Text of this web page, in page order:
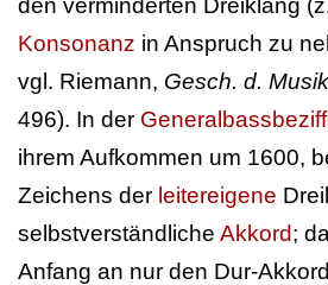
Konsonanz in Anspruch zu
vgl. Riemann, Gesch. d.
496). In der
ihrem Aufkommen um 1600,
Zeichens der leitereigene
selbstverständliche Akkord;
Anfang an nur den Dur-